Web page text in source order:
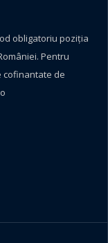
obligatoriu poziţia
Pentru
cofinantate de